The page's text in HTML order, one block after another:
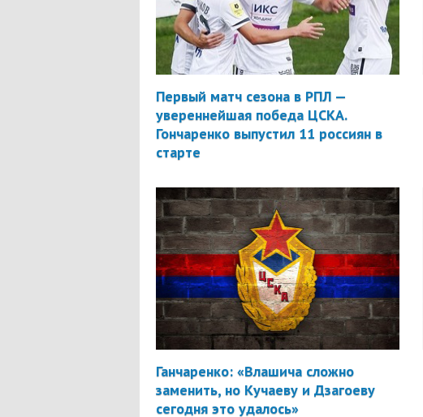
Первый матч сезона в РПЛ —
увереннейшая победа ЦСКА.
Гончаренко выпустил 11 россиян в
старте
Ганчаренко: «Влашича сложно
заменить, но Кучаеву и Дзагоеву
сегодня это удалось»